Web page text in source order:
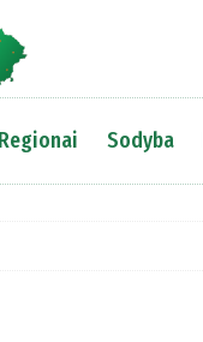
Regionai Sodyba